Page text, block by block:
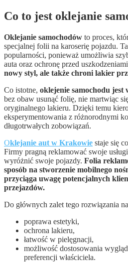
Co to jest oklejanie
Oklejanie samochodów to proces,
specjalnej folii na karoserię pojazdu.
popularności, ponieważ umożliwia
auta oraz ochronę przed
nowy styl, ale także chroni lakier
Co istotne, oklejenie samochodu jest
bez obaw usunąć folię, nie martwiąc
oryginalnego lakieru. Dzięki temu
eksperymentowania z różnorodnymi
długotrwałych zobowiązań.
Oklejanie aut w Krakowie staje się
Firmy pragną reklamować swoje
wyróżnić swoje pojazdy. Folia
sposób na stworzenie mobilnego
przyciąga uwagę potencjalnych
przejazdów.
Do głównych zalet tego rozwiązania
poprawa estetyki,
ochrona lakieru,
łatwość w pielęgnacji,
możliwość dostosowania
preferencji właściciela.